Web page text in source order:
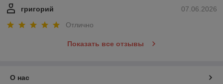
07.06.2026
григорий
Отлично
Показать все отзывы
О нас